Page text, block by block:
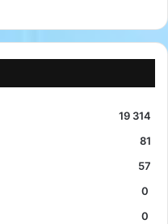
19 314
81
57
0
0